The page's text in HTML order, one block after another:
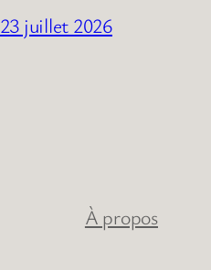
23 juillet 2026
À propos